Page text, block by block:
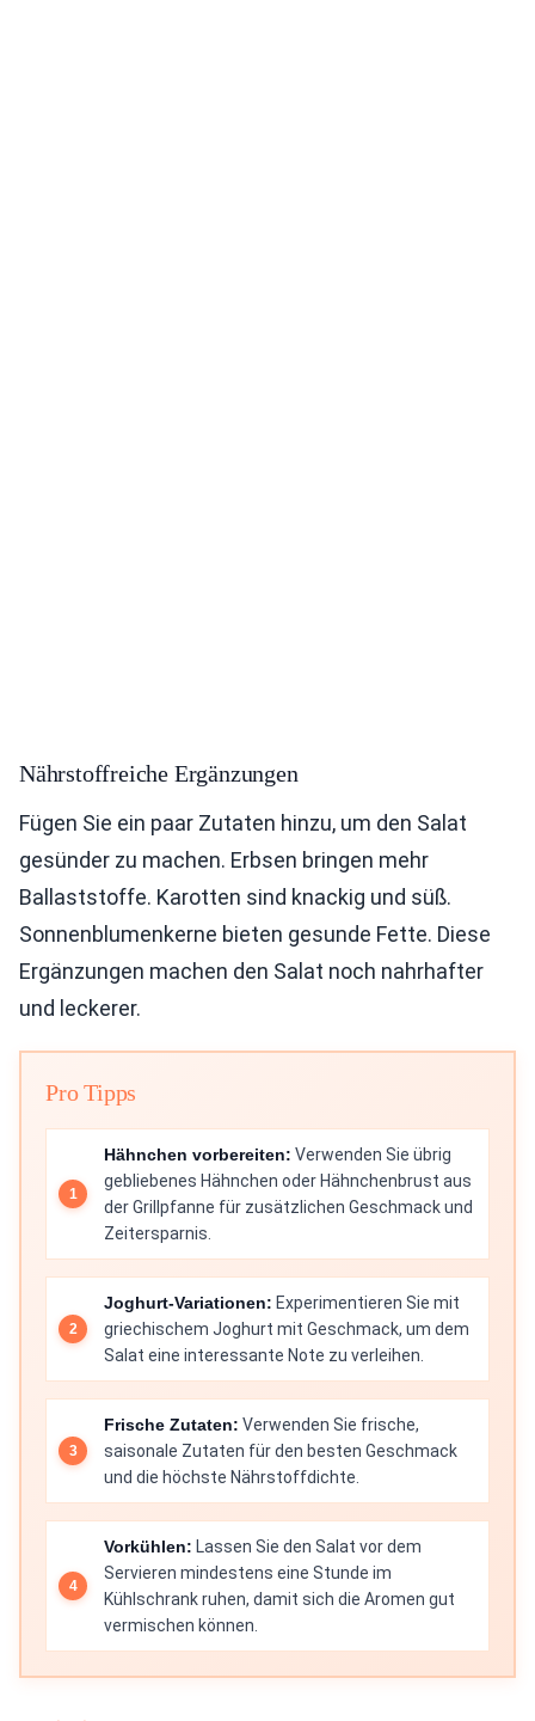
Nährstoffreiche Ergänzungen
Fügen Sie ein paar Zutaten hinzu, um den Salat
gesünder zu machen. Erbsen bringen mehr
Ballaststoffe. Karotten sind knackig und süß.
Sonnenblumenkerne bieten gesunde Fette. Diese
Ergänzungen machen den Salat noch nahrhafter
und leckerer.
Pro Tipps
Hähnchen vorbereiten: Verwenden Sie übrig
gebliebenes Hähnchen oder Hähnchenbrust aus
der Grillpfanne für zusätzlichen Geschmack und
Zeitersparnis.
Joghurt-Variationen: Experimentieren Sie mit
griechischem Joghurt mit Geschmack, um dem
Salat eine interessante Note zu verleihen.
Frische Zutaten: Verwenden Sie frische,
saisonale Zutaten für den besten Geschmack
und die höchste Nährstoffdichte.
Vorkühlen: Lassen Sie den Salat vor dem
Servieren mindestens eine Stunde im
Kühlschrank ruhen, damit sich die Aromen gut
vermischen können.